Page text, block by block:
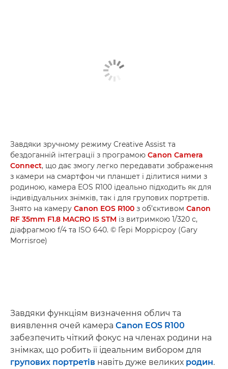
Завдяки зручному режиму Creative Assist та
бездоганній інтеграції з програмою Canon Camera
Connect, що дає змогу легко передавати зображення
з камери на смартфон чи планшет і ділитися ними з
родиною, камера EOS R100 ідеально підходить як для
індивідуальних знімків, так і для групових портретів.
Знято на камеру Canon EOS R100 з об’єктивом Canon
RF 35mm F1.8 MACRO IS STM із витримкою 1/320 с,
діафрагмою f/4 та ISO 640. © Ґері Моррісроу (Gary
Morrisroe)
Завдяки функціям визначення облич та
виявлення очей камера Canon EOS R100
забезпечить чіткий фокус на членах родини на
знімках, що робить її ідеальним вибором для
групових портретів навіть дуже великих родин.